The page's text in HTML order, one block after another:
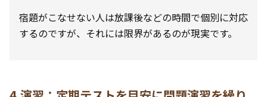
宿題がこなせない人は放課後などの時間で個別に対応
するのですが、それには限界があるのが現実です。